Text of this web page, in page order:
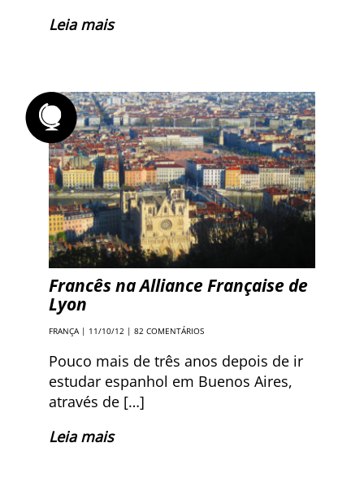
Leia mais
Francês na Alliance Française de
Lyon
FRANÇA| 11/10/12 | 82 COMENTÁRIOS
Pouco mais de três anos depois de ir
estudar espanhol em Buenos Aires,
através de […]
Leia mais